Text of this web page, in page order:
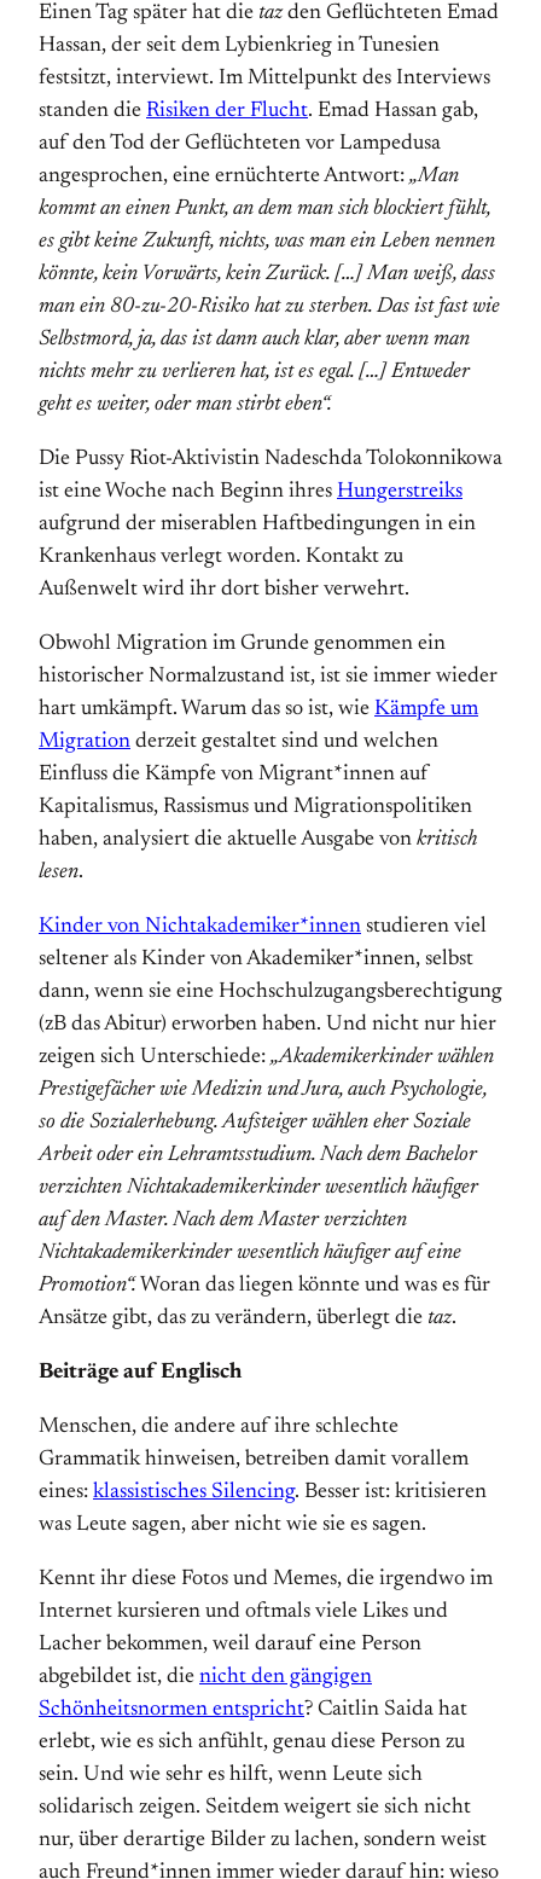
Einen Tag später hat die tazden Geflüchteten Emad
Hassan, der seit dem Lybienkrieg in Tunesien
festsitzt, interviewt. Im Mittelpunkt des Interviews
standen die Risiken der Flucht. Emad Hassan gab,
auf den Tod der Geflüchteten vor Lampedusa
angesprochen, eine ernüchterte Antwort: „Man
kommt an einen Punkt, an dem man sich blockiert fühlt,
es gibt keine Zukunft, nichts, was man ein Leben nennen
könnte, kein Vorwärts, kein Zurück. […]Man weiß, dass
man ein 80-zu-20-Risiko hat zu sterben. Das ist fast wie
Selbstmord, ja, das ist dann auch klar, aber wenn man
nichts mehr zu verlieren hat, ist es egal. […] Entweder
geht es weiter, oder man stirbt eben“.
Die Pussy Riot-Aktivistin Nadeschda Tolokonnikowa
ist eine Woche nach Beginn ihres Hungerstreiks
aufgrund der miserablen Haftbedingungen in ein
Krankenhaus verlegt worden. Kontakt zu
Außenwelt wird ihr dort bisher verwehrt.
Obwohl Migration im Grunde genommen ein
historischer Normalzustand ist, ist sie immer wieder
hart umkämpft. Warum das so ist, wie Kämpfe um
Migration derzeit gestaltet sind und welchen
Einfluss die Kämpfe von Migrant*innen auf
Kapitalismus, Rassismus und Migrationspolitiken
haben, analysiert die aktuelle Ausgabe von kritisch
lesen.
Kinder von Nichtakademiker*innen studieren viel
seltener als Kinder von Akademiker*innen, selbst
dann, wenn sie eine Hochschulzugangsberechtigung
(zB das Abitur) erworben haben. Und nicht nur hier
zeigen sich Unterschiede: „Akademikerkinder wählen
Prestigefächer wie Medizin und Jura, auch Psychologie,
so die Sozialerhebung. Aufsteiger wählen eher Soziale
Arbeit oder ein Lehramtsstudium. Nach dem Bachelor
verzichten Nichtakademikerkinder wesentlich häufiger
auf den Master. Nach dem Master verzichten
Nichtakademikerkinder wesentlich häufiger auf eine
Promotion“. Woran das liegen könnte und was es für
Ansätze gibt, das zu verändern, überlegt die taz.
Beiträge auf Englisch
Menschen, die andere auf ihre schlechte
Grammatik hinweisen, betreiben damit vorallem
eines: klassistisches Silencing. Besser ist: kritisieren
was Leute sagen, aber nicht wie sie es sagen.
Kennt ihr diese Fotos und Memes, die irgendwo im
Internet kursieren und oftmals viele Likes und
Lacher bekommen, weil darauf eine Person
abgebildet ist, die nicht den gängigen
Schönheitsnormen entspricht? Caitlin Saida hat
erlebt, wie es sich anfühlt, genau diese Person zu
sein. Und wie sehr es hilft, wenn Leute sich
solidarisch zeigen. Seitdem weigert sie sich nicht
nur, über derartige Bilder zu lachen, sondern weist
auch Freund*innen immer wieder darauf hin: wieso